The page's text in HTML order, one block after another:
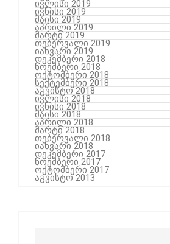
ივლისი 2019
ივნისი 2019
მაისი 2019
აპრილი 2019
მარტი 2019
თებერვალი 2019
იანვარი 2019
დეკემბერი 2018
ნოემბერი 2018
ოქტომბერი 2018
სექტემბერი 2018
აგვისტო 2018
ივლისი 2018
ივნისი 2018
მაისი 2018
აპრილი 2018
მარტი 2018
თებერვალი 2018
იანვარი 2018
დეკემბერი 2017
ნოემბერი 2017
ოქტომბერი 2017
აგვისტო 2013